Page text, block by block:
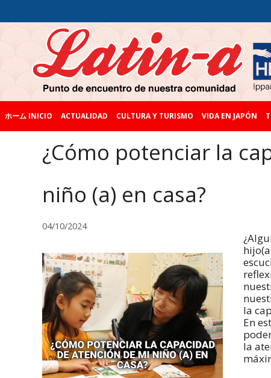
ホーム INICIO ACTUALIDAD CULTURA Y TURISMO VIDA EN JAPÓN
¿Cómo potenciar la
niño (a) en casa?
04/10/2024
la
En
la